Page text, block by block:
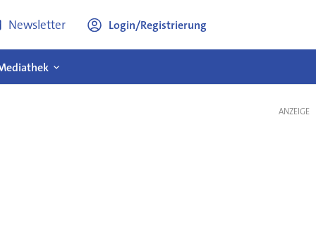
Newsletter Login/Registrierung
ANZEIGE